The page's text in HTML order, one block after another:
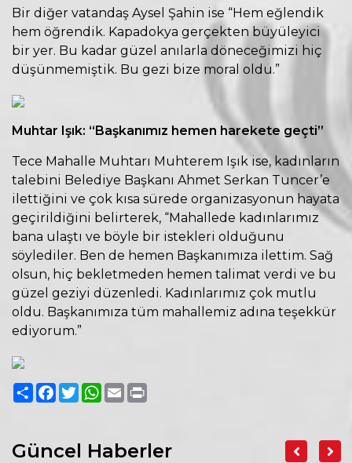
Bir diğer vatandaş Aysel Şahin ise “Hem eğlendik
hem öğrendik. Kapadokya gerçekten büyüleyici
bir yer. Bu kadar güzel anılarla döneceğimizi hiç
düşünmemiştik. Bu gezi bize moral oldu.”
Muhtar Işık: “Başkanımız hemen harekete geçti”
Tece Mahalle Muhtarı Muhterem Işık ise, kadınların
talebini Belediye Başkanı Ahmet Serkan Tuncer’e
ilettiğini ve çok kısa sürede organizasyonun hayata
geçirildiğini belirterek, “Mahallede kadınlarımız
bana ulaştı ve böyle bir istekleri olduğunu
söylediler. Ben de hemen Başkanımıza ilettim. Sağ
olsun, hiç bekletmeden hemen talimat verdi ve bu
güzel geziyi düzenledi. Kadınlarımız çok mutlu
oldu. Başkanımıza tüm mahallemiz adına teşekkür
ediyorum.”
PaylaşFacebook
TwitterWhatsApp
Email
Güncel Haberler